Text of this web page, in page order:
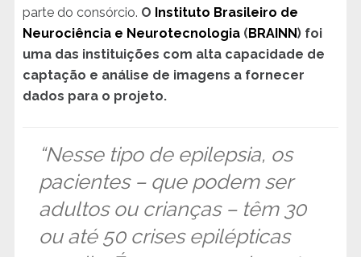
parte do consórcio. O Instituto Brasileiro de
Neurociência e Neurotecnologia(BRAINN) foi
uma das instituições com alta capacidade de
captação e análise de imagens a fornecer
dados para o projeto.
“Nesse tipo de epilepsia, os
pacientes – que podem ser
adultos ou crianças – têm 30
ou até 50 crises epilépticas